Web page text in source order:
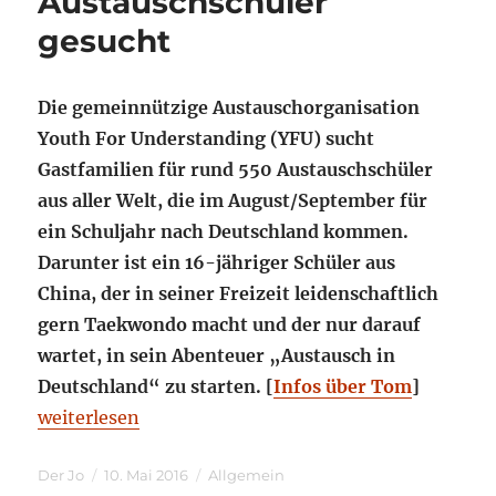
gesucht
Die gemeinnützige Austauschorganisation
Youth For Understanding (YFU) sucht
Gastfamilien für rund 550 Austauschschüler
aus aller Welt, die im August/September für
ein Schuljahr nach Deutschland kommen.
Darunter ist ein 16-jähriger Schüler aus
China, der in seiner Freizeit leidenschaftlich
gern Taekwondo macht und der nur darauf
wartet, in sein Abenteuer „Austausch in
Deutschland“ zu starten. [Infos über Tom]
„Gastfamilie für taekwondobegeisterten
weiterlesen
Autor
Der Jo
Veröffentlicht
10. Mai 2016 Kategorien
Allgemein